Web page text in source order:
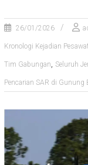
26/01/2026
Kronologi Kejadian
Tim Gabungan, Seluruh
Pencarian SAR di Gunung